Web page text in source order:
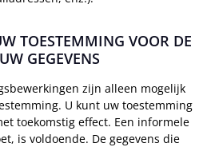
TOESTEMMING VOOR DE
GEGEVENS
zijn alleen mogelijk
U kunt uw toestemming
toekomstig effect. Een informele
is voldoende. De gegevens die